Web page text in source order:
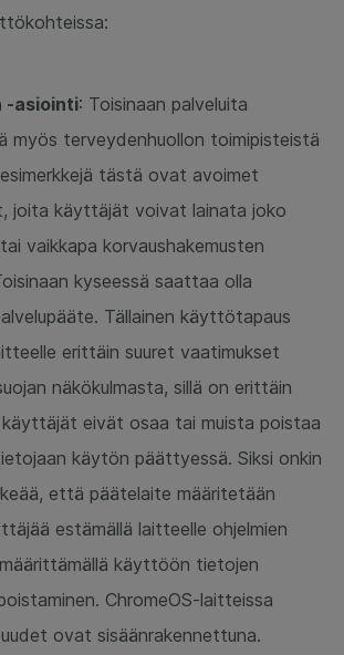
-asiointi: Toisinaan palveluita
myös terveydenhuollon toimipisteistä
tästä ovat avoimet
joita käyttäjät voivat lainata joko
vaikkapa korvaushakemusten
kyseessä saattaa olla
Tällainen käyttötapaus
erittäin suuret vaatimukset
näkökulmasta, sillä on erittäin
eivät osaa tai muista poistaa
käytön päättyessä. Siksi onkin
että päätelaite määritetään
estämällä laitteelle ohjelmien
käyttöön tietojen
ChromeOS-laitteissa
ovat sisäänrakennettuna.